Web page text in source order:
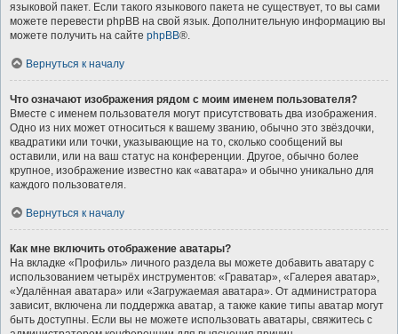
языковой пакет. Если такого языкового пакета не существует, то вы сами
можете перевести phpBB на свой язык. Дополнительную информацию вы
можете получить на сайте phpBB®.
Вернуться к началу
Что означают изображения рядом с моим именем пользователя?
Вместе с именем пользователя могут присутствовать два изображения.
Одно из них может относиться к вашему званию, обычно это звёздочки,
квадратики или точки, указывающие на то, сколько сообщений вы
оставили, или на ваш статус на конференции. Другое, обычно более
крупное, изображение известно как «аватара» и обычно уникально для
каждого пользователя.
Вернуться к началу
Как мне включить отображение аватары?
На вкладке «Профиль» личного раздела вы можете добавить аватару с
использованием четырёх инструментов: «Граватар», «Галерея аватар»,
«Удалённая аватара» или «Загружаемая аватара». От администратора
зависит, включена ли поддержка аватар, а также какие типы аватар могут
быть доступны. Если вы не можете использовать аватары, свяжитесь с